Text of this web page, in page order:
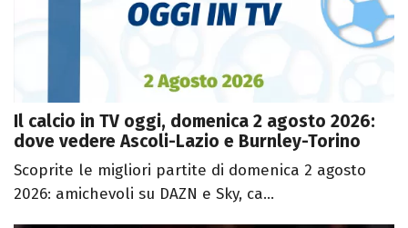
Il calcio in TV oggi, domenica 2 agosto 2026:
dove vedere Ascoli-Lazio e Burnley-Torino
Scoprite le migliori partite di domenica 2 agosto
2026: amichevoli su DAZN e Sky, ca...